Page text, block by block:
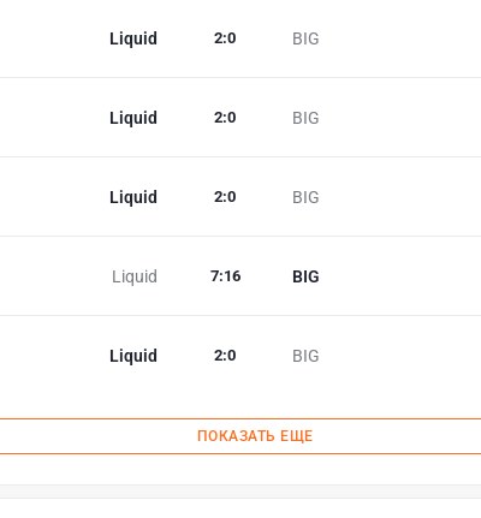
Liquid BIG
2:0
Liquid BIG
2:0
Liquid BIG
2:0
Liquid BIG
7:16
Liquid BIG
2:0
ПОКАЗАТЬ ЕЩЕ